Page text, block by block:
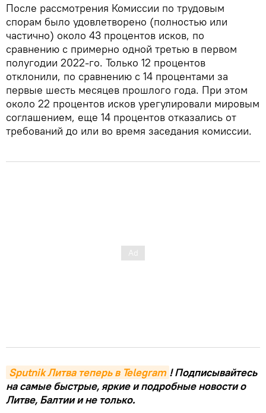
После рассмотрения Комиссии по трудовым
спорам было удовлетворено (полностью или
частично) около 43 процентов исков, по
сравнению с примерно одной третью в первом
полугодии 2022-го. Только 12 процентов
отклонили, по сравнению с 14 процентами за
первые шесть месяцев прошлого года. При этом
около 22 процентов исков урегулировали мировым
соглашением, еще 14 процентов отказались от
требований до или во время заседания комиссии.
Sputnik Литва теперь в Telegram ! Подписывайтесь
на самые быстрые, яркие и подробные новости о
Литве, Балтии и не только.